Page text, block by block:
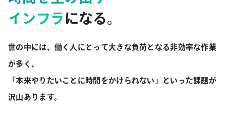
インフラ になる。
世の中には、働く人にとって大きな負荷となる非効率な作業
が多く、
「本来やりたいことに時間をかけられない」といった課題が
沢山あります。